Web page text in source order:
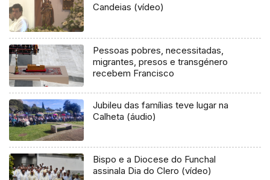
Candeias (vídeo)
Pessoas pobres, necessitadas,
migrantes, presos e transgénero
recebem Francisco
Jubileu das famílias teve lugar na
Calheta (áudio)
Bispo e a Diocese do Funchal
assinala Dia do Clero (vídeo)